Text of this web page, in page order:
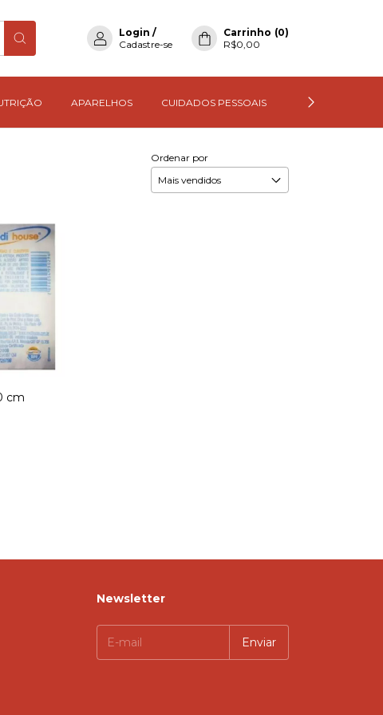
Login /
Cadastre-se
Carrinho (0)
R$0,00
APARELHOS CUIDADOS PESSOAIS TODOS OS
Ordenar por
cm
Newsletter